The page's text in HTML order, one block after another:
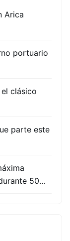
Arica
portuario
clásico
parte este
50…